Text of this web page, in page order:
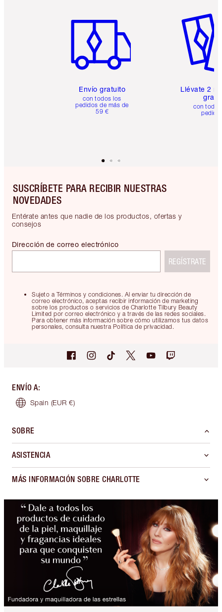
Envío gratuito
con todos los
pedidos de más de
59 €
Llévate 2
gratis
con
SUSCRÍBETE PARA RECIBIR NUESTRAS
NOVEDADES
Entérate antes que nadie de los productos, ofertas y
consejos
Sujeto a Términos y condiciones. Al enviar tu dirección de
correo electrónico, aceptas recibir información de marketing
sobre los productos o servicios de Charlotte Tilbury Beauty
Limited por correo electrónico y a través de las redes sociales.
Para obtener más información sobre cómo utilizamos tus datos
personales, consulta nuestra Política de privacidad.
Dirección de correo electrónico
REGÍSTRATE
ENVÍO A:
Spain (EUR €)
SOBRE
ASISTENCIA
MÁS INFORMACIÓN SOBRE CHARLOTTE